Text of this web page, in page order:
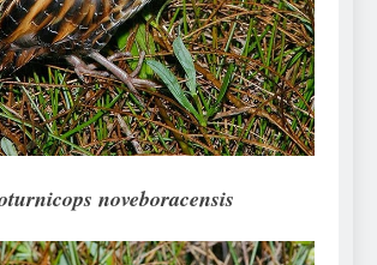
Can Bulldogs Play Fetch?
And How to Train Them!
7 Năm Ago
How Often Do I Need to
Groom My Bulldog
7 Năm Ago
noveboracensis